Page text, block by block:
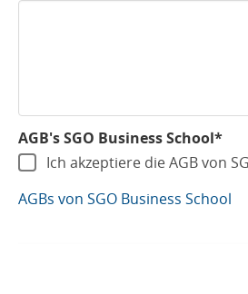
AGB's SGO Business School*
Ich akzeptiere die AGB von
AGBs von SGO Business School